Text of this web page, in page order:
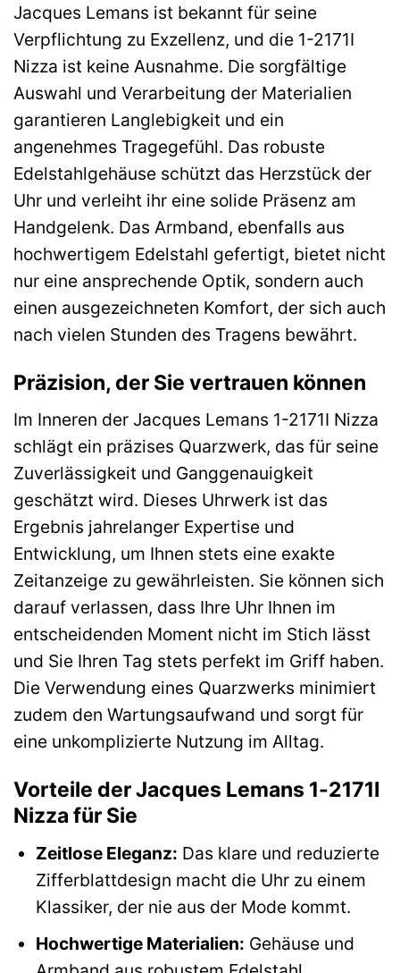
Jacques Lemans ist bekannt für seine
Verpflichtung zu Exzellenz, und die 1-2171I
Nizza ist keine Ausnahme. Die sorgfältige
Auswahl und Verarbeitung der Materialien
garantieren Langlebigkeit und ein
angenehmes Tragegefühl. Das robuste
Edelstahlgehäuse schützt das Herzstück der
Uhr und verleiht ihr eine solide Präsenz am
Handgelenk. Das Armband, ebenfalls aus
hochwertigem Edelstahl gefertigt, bietet nicht
nur eine ansprechende Optik, sondern auch
einen ausgezeichneten Komfort, der sich auch
nach vielen Stunden des Tragens bewährt.
Präzision, der Sie vertrauen können
Im Inneren der Jacques Lemans 1-2171I Nizza
schlägt ein präzises Quarzwerk, das für seine
Zuverlässigkeit und Ganggenauigkeit
geschätzt wird. Dieses Uhrwerk ist das
Ergebnis jahrelanger Expertise und
Entwicklung, um Ihnen stets eine exakte
Zeitanzeige zu gewährleisten. Sie können sich
darauf verlassen, dass Ihre Uhr Ihnen im
entscheidenden Moment nicht im Stich lässt
und Sie Ihren Tag stets perfekt im Griff haben.
Die Verwendung eines Quarzwerks minimiert
zudem den Wartungsaufwand und sorgt für
eine unkomplizierte Nutzung im Alltag.
Vorteile der Jacques Lemans 1-2171I
Nizza für Sie
Zeitlose Eleganz: Das klare und reduzierte
Zifferblattdesign macht die Uhr zu einem
Klassiker, der nie aus der Mode kommt.
Hochwertige Materialien: Gehäuse und